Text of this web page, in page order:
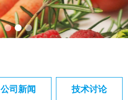
公司新闻 技术讨论